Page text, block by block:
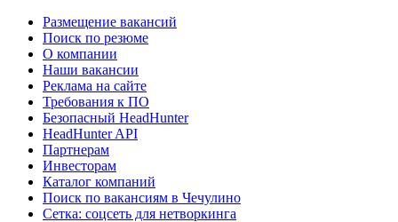
Размещение вакансий
Поиск по резюме
О компании
Наши вакансии
Реклама на сайте
Требования к ПО
Безопасный HeadHunter
HeadHunter API
Партнерам
Инвесторам
Каталог компаний
Поиск по вакансиям в Чечулино
Сетка: соцсеть для нетворкинга